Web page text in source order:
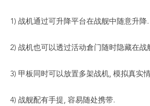
玩具清货
1) 战机通过可升降平台在战舰中随意升降.
2) 战机也可以透过活动倉门随时隐藏在战
3) 甲板同时可以放置多架战机, 模拟真实
4) 战舰配有手提, 容易随处携带.